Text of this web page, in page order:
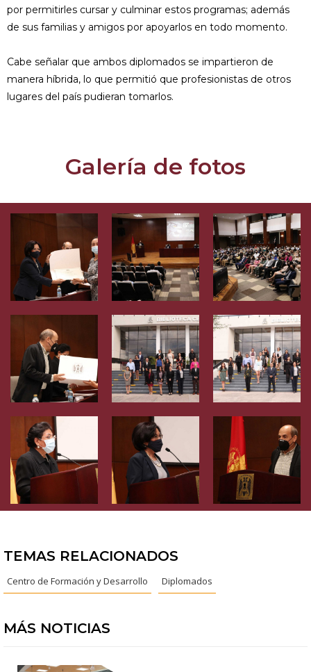
por permitirles cursar y culminar estos programas; además
de sus familias y amigos por apoyarlos en todo momento.
Cabe señalar que ambos diplomados se impartieron de
manera híbrida, lo que permitió que profesionistas de otros
lugares del país pudieran tomarlos.
Galería de fotos
TEMAS RELACIONADOS
Centro de Formación y Desarrollo Diplomados
MÁS NOTICIAS